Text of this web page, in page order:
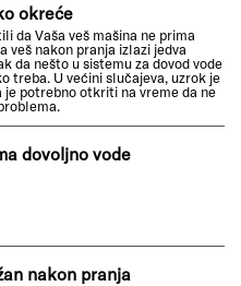
okreće
da Vaša veš mašina ne prima
veš nakon pranja izlazi jedva
da nešto u sistemu za dovod vode
treba. U većini slučajeva, uzrok je
je potrebno otkriti na vreme da ne
dovoljno vode
nakon pranja